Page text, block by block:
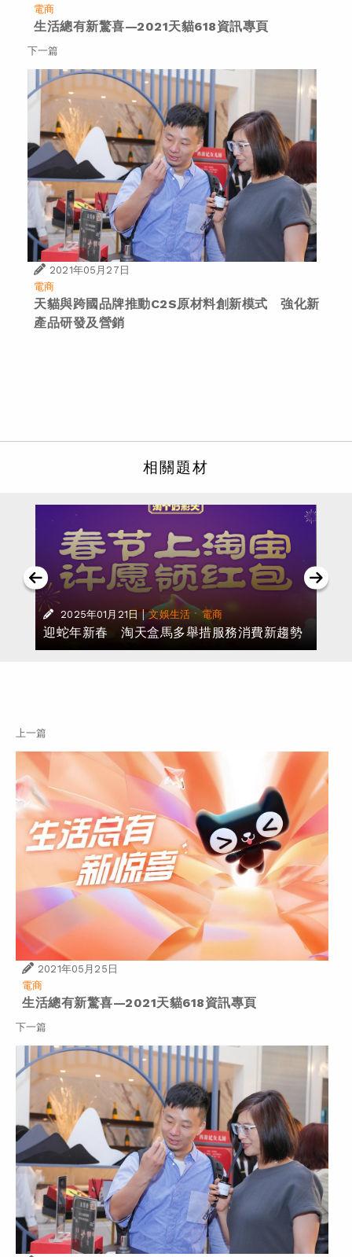
電商
生活總有新驚喜—2021天貓618資訊專頁
下一篇
2021年05月27日
電商
天貓與跨國品牌推動C2S原材料創新模式 強化新
產品研發及營銷
相關題材
2025年01月21日 | 文娛生活 ·電商
迎蛇年新春 淘天盒馬多舉措服務消費新趨勢
上一篇
2021年05月25日
電商
生活總有新驚喜—2021天貓618資訊專頁
下一篇